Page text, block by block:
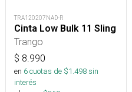
TRA120207NAD-R
Cinta Low Bulk 11 Sling
Trango
$ 8.990
en 6cuotas de $1.498sin
interés